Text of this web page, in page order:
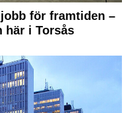
för framtiden –
här i Torsås